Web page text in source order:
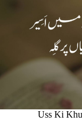
Uss Ki